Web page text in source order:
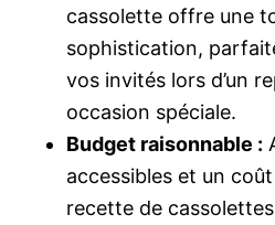
cassolette offre une
sophistication,
vos invités lors d’un
occasion spéciale.
Budget raisonnable :
accessibles et un
recette de